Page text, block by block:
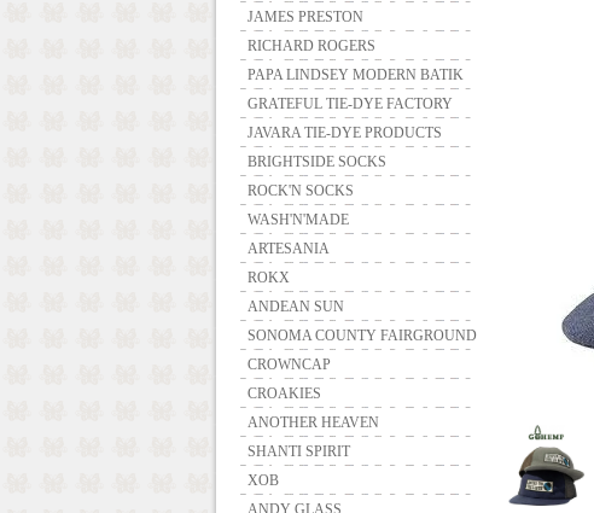
JAMES PRESTON
RICHARD ROGERS
PAPA LINDSEY MODERN BATIK
GRATEFUL TIE-DYE FACTORY
JAVARA TIE-DYE PRODUCTS
BRIGHTSIDE SOCKS
ROCK'N SOCKS
WASH'N'MADE
ARTESANIA
ROKX
ANDEAN SUN
SONOMA COUNTY FAIRGROUND
CROWNCAP
CROAKIES
ANOTHER HEAVEN
SHANTI SPIRIT
XOB
ANDY GLASS